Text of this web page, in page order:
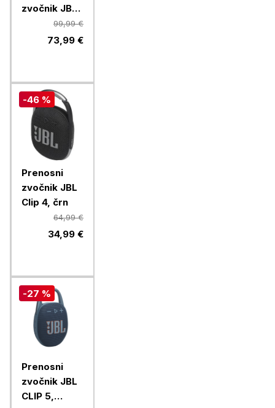
zvočnik JBL
Grip, black
99,99 €
73,99 €
-46 %
Prenosni
zvočnik JBL
Clip 4, črn
64,99 €
34,99 €
-27 %
Prenosni
zvočnik JBL
CLIP 5,